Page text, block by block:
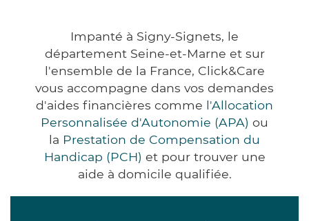
Impanté à Signy-Signets, le
département Seine-et-Marne et sur
l'ensemble de la France, Click&Care
vous accompagne dans vos demandes
d'aides financières comme l'Allocation
Personnalisée d'Autonomie (APA) ou
la Prestation de Compensation du
Handicap (PCH) et pour trouver une
aide à domicile qualifiée.